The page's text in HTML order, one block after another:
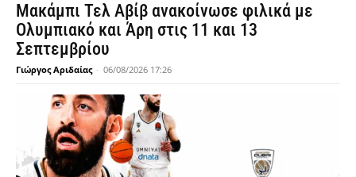
Μακάμπι Τελ Αβίβ ανακοίνωσε φιλικά με
Ολυμπιακό και Άρη στις 11 και 13
Σεπτεμβρίου
Γιώργος Αριδαίας - 06/08/2026 17:26